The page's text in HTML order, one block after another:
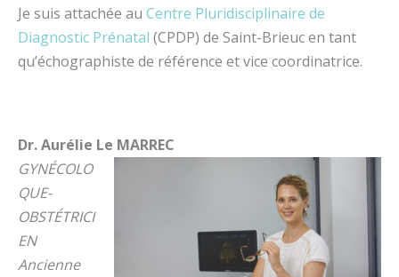
Je suis attachée au Centre Pluridisciplinaire de
Diagnostic Prénatal (CPDP) de Saint-Brieuc en tant
qu’échographiste de référence et vice coordinatrice.
Dr. Aurélie Le MARREC
GYNÉCOLO
QUE-
OBSTÉTRICI
EN
Ancienne